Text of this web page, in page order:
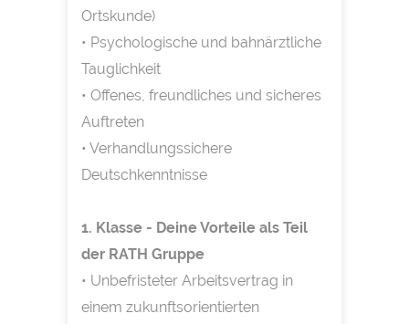
Ortskunde)
• Psychologische und bahnärztliche
Tauglichkeit
• Offenes, freundliches und sicheres
Auftreten
• Verhandlungssichere
Deutschkenntnisse
1. Klasse - Deine Vorteile als Teil
der RATH Gruppe
• Unbefristeter Arbeitsvertrag in
einem zukunftsorientierten